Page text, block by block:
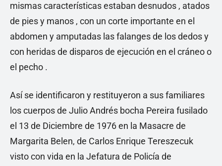
mismas características estaban desnudos , atados
de pies y manos , con un corte importante en el
abdomen y amputadas las falanges de los dedos y
con heridas de disparos de ejecución en el cráneo o
el pecho .
Así se identificaron y restituyeron a sus familiares
los cuerpos de Julio Andrés bocha Pereira fusilado
el 13 de Diciembre de 1976 en la Masacre de
Margarita Belen, de Carlos Enrique Tereszecuk
visto con vida en la Jefatura de Policía de